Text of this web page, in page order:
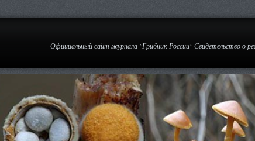
Официальный сайт журнала "Грибник России" Свидетельство о